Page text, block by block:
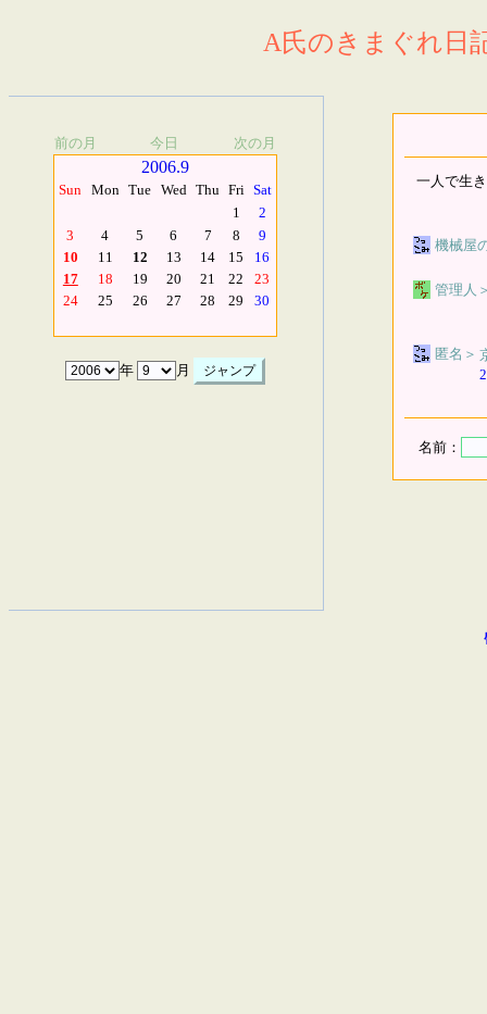
A氏のきまぐれ日
前の月 今日 次の月
2006.9
Sun Mon Tue Wed Thu Fri Sat
1
2
3
4 5 6 7 8
9
10
11 12 13 14 15
16
17
18 19 20 21 22
23
24
25 26 27 28 29 30
年 月
一人で生
機械屋
管理人
匿名 ＞
名前：